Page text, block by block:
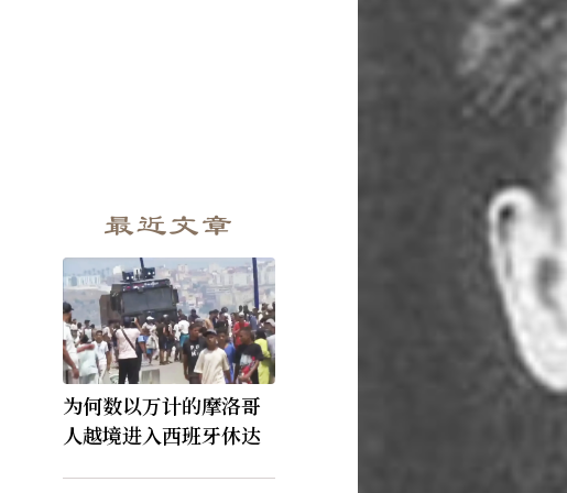
最近文章
为何数以万计的摩洛哥
人越境进入西班牙休达